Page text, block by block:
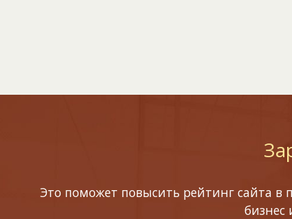
Это поможет повысить рейтинг сайта в
бизнес